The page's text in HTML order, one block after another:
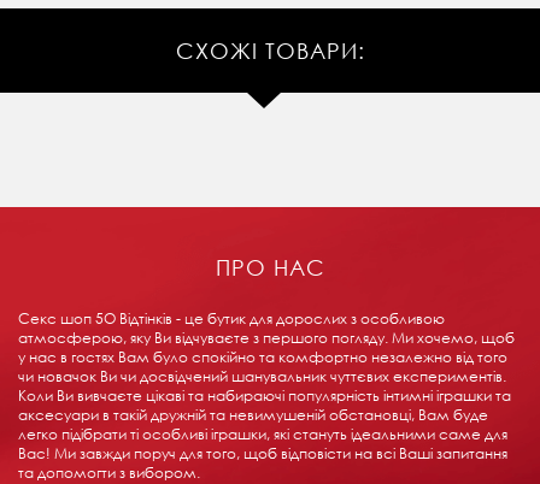
СХОЖІ ТОВАРИ:
ПРО НАС
Секс шоп 5О Відтінків - це бутик для дорослих з особливою
атмосферою, яку Ви відчуваєте з першого погляду. Ми хочемо, щоб
у нас в гостях Вам було спокійно та комфортно незалежно від того
чи новачок Ви чи досвідчений шанувальник чуттєвих експериментів.
Коли Ви вивчаєте цікаві та набираючі популярність інтимні іграшки та
аксесуари в такій дружній та невимушеній обстановці, Вам буде
легко підібрати ті особливі іграшки, які стануть ідеальними саме для
Вас! Ми завжди поруч для того, щоб відповісти на всі Ваші запитання
та допомогти з вибором.